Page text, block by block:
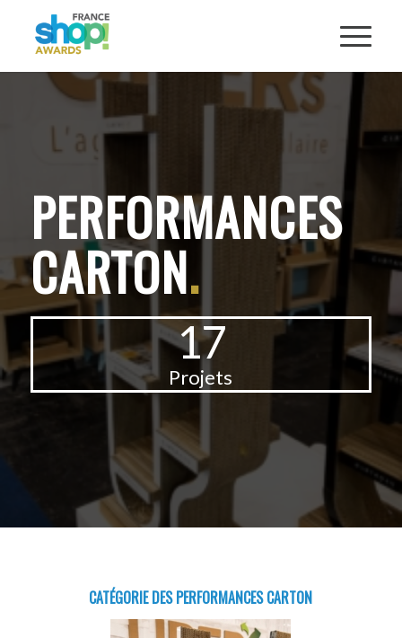
PERFORMANCES
CARTON.
17
Projets
CATÉGORIE DES PERFORMANCES CARTON